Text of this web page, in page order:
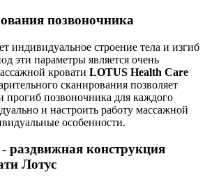
позвоночника
индивидуальное строение тела и изгиб
эти параметры является очень
кровати LOTUS Health Care
сканирования позволяет
прогиб позвоночника для каждого
и настроить работу массажной
особенности.
раздвижная конструкция
Лотус